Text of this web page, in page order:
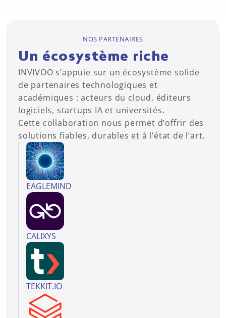
NOS PARTENAIRES
Un écosystème riche
INVIVOO s’appuie sur un écosystème solide
de partenaires technologiques et
académiques : acteurs du cloud, éditeurs
logiciels, startups IA et universités.
Cette collaboration nous permet d’offrir des
solutions fiables, durables et à l’état de l’art.
EAGLEMIND
CALIXYS
TEKKIT.IO